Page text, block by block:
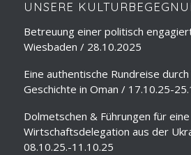
UNSERE
Betreuung einer politisch
Wiesbaden / 28.10.2025
Eine authentische Rundreise
Geschichte in Oman / 17.10.25-
Dolmetschen & Führungen für eine
Wirtschaftsdelegation aus der
08.10.25.-11.10.25